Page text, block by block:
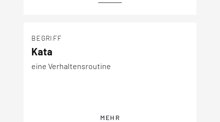
BEGRIFF
Kata
eine Verhaltensroutine
MEHR